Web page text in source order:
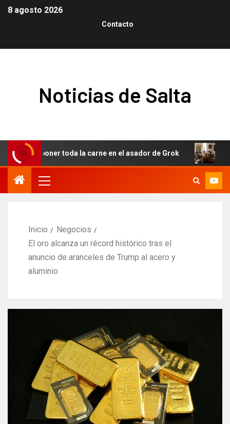
8 agosto 2026
Contacto
Noticias de Salta
poner toda la carne en el asador de Grok Ответ
Inicio
Negocios
El oro alcanza un récord histórico tras el
anuncio de aranceles de Trump al acero y
aluminio